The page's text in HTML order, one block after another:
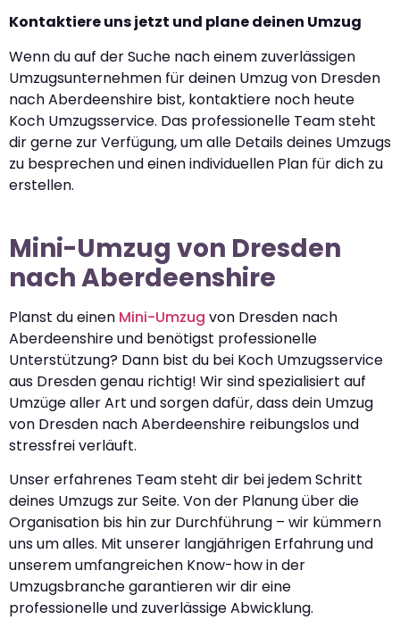
Kontaktiere uns jetzt und plane deinen Umzug
Wenn du auf der Suche nach einem zuverlässigen
Umzugsunternehmen für deinen Umzug von Dresden
nach Aberdeenshire bist, kontaktiere noch heute
Koch Umzugsservice. Das professionelle Team steht
dir gerne zur Verfügung, um alle Details deines Umzugs
zu besprechen und einen individuellen Plan für dich zu
erstellen.
Mini-Umzug von Dresden
nach Aberdeenshire
Planst du einen Mini-Umzug von Dresden nach
Aberdeenshire und benötigst professionelle
Unterstützung? Dann bist du bei Koch Umzugsservice
aus Dresden genau richtig! Wir sind spezialisiert auf
Umzüge aller Art und sorgen dafür, dass dein Umzug
von Dresden nach Aberdeenshire reibungslos und
stressfrei verläuft.
Unser erfahrenes Team steht dir bei jedem Schritt
deines Umzugs zur Seite. Von der Planung über die
Organisation bis hin zur Durchführung – wir kümmern
uns um alles. Mit unserer langjährigen Erfahrung und
unserem umfangreichen Know-how in der
Umzugsbranche garantieren wir dir eine
professionelle und zuverlässige Abwicklung.